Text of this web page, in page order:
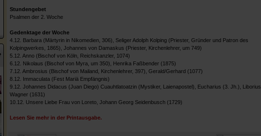
Stundengebet
Psalmen der 2. Woche
Gedenktage der Woche
4.12. Barbara (Märtyrin in Nikomedien, 306), Seliger Adolph Kolping (Priester, Gründer und Patron des
Kolpingwerkes, 1865), Johannes von Damaskus (Priester, Kirchenlehrer, um 749)
5.12. Anno (Bischof von Köln, Reichskanzler, 1074)
6.12. Nikolaus (Bischof von Myra, um 350), Henrika Faßbender (1875)
7.12. Ambrosius (Bischof von Mailand, Kirchenlehrer, 397), Gerald/Gerhard (1077)
8.12. Immaculata (Fest Mariä Empfängnis)
9.12. Johannes Didacus (Juan Diego) Cuauhtlatoatzin (Mystiker, Laienapostel), Eucharius (3. Jh.), Liborius
Wagner (1631)
10.12. Unsere Liebe Frau von Loreto, Johann Georg Seidenbusch (1729)
Lesen Sie mehr in der Printausgabe.